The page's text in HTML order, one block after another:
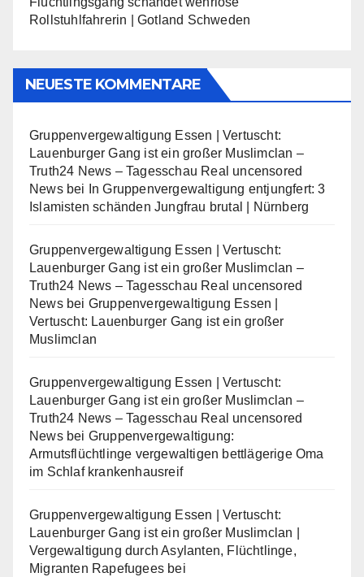
Rollstuhlfahrerin | Gotland Schweden
NEUESTE KOMMENTARE
Gruppenvergewaltigung Essen | Vertuscht:
Lauenburger Gang ist ein großer Muslimclan –
Truth24 News – Tagesschau Real uncensored
Newsbei
In Gruppenvergewaltigung entjungfert: 3
Islamisten schänden Jungfrau brutal | Nürnberg
Gruppenvergewaltigung Essen | Vertuscht:
Lauenburger Gang ist ein großer Muslimclan –
Truth24 News – Tagesschau Real uncensored
Newsbei Gruppenvergewaltigung Essen |
Vertuscht: Lauenburger Gang ist ein großer
Muslimclan
Gruppenvergewaltigung Essen | Vertuscht:
Lauenburger Gang ist ein großer Muslimclan –
Truth24 News – Tagesschau Real uncensored
Newsbei Gruppenvergewaltigung:
Armutsflüchtlinge vergewaltigen bettlägerige Oma
im Schlaf krankenhausreif
Gruppenvergewaltigung Essen | Vertuscht:
Lauenburger Gang ist ein großer Muslimclan |
Vergewaltigung durch Asylanten, Flüchtlinge,
Migranten Rapefugees bei